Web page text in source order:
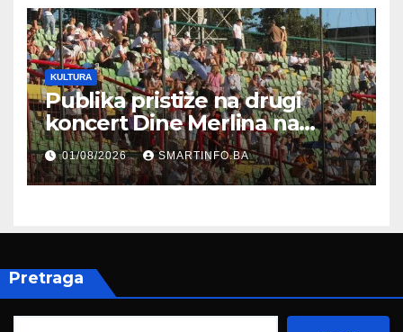
KULTURA
Publika pristiže na drugi
koncert Dine Merlina na
Koševu
01/08/2026 SMARTINFO.BA
Pretraga